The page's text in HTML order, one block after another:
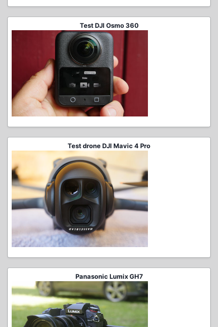
Test DJI Osmo 360
Test drone DJI Mavic 4 Pro
Panasonic Lumix GH7